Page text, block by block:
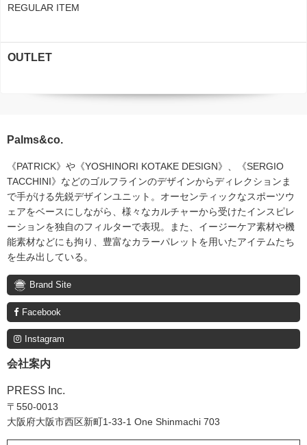
REGULAR ITEM
OUTLET
Palms&co.
《PATRICK》や《YOSHINORI KOTAKE DESIGN》、《SERGIO
TACCHINI》などのゴルフラインのデザインからディレクションま
で手がける先鋭デザインユニット。オーセンティックなスポーツウ
ェアをベースにしながら、様々なカルチャーから受けたインスピレ
ーションを独自のフィルターで表現。また、イージーケア素材や機
能素材などにも拘り、豊富なカラーパレットを用いたアイテムたち
を生み出している。
Brand Site
Facebook
Instagram
会社案内
PRESS Inc.
〒550-0013
大阪府大阪市西区新町1-33-1 One Shinmachi 703